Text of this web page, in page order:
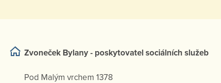
Zvoneček Bylany - poskytovatel sociálních služeb
Pod Malým vrchem 1378